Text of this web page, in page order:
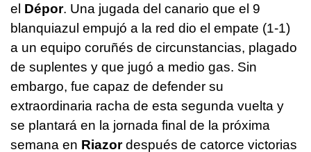
el Dépor. Una jugada del canario que el 9
blanquiazul empujó a la red dio el empate (1-1)
a un equipo coruñés de circunstancias, plagado
de suplentes y que jugó a medio gas. Sin
embargo, fue capaz de defender su
extraordinaria racha de esta segunda vuelta y
se plantará en la jornada final de la próxima
semana en Riazordespués de catorce victorias